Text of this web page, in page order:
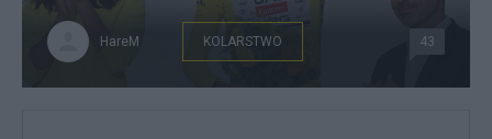
HareM KOLARSTWO 43